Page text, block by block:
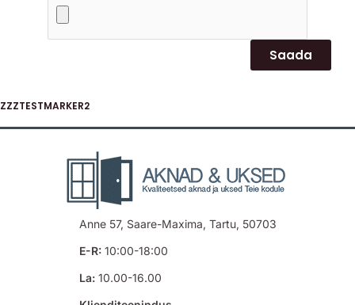
ZZZTESTMARKER2
Anne 57, Saare-Maxima, Tartu, 50703
E-R:10:00-18:00
La:10.00-16.00